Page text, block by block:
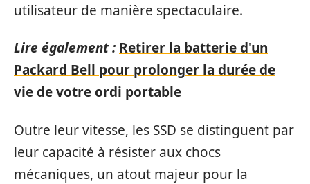
utilisateur de manière spectaculaire.
Lire également : Retirer la batterie d'un
Packard Bell pour prolonger la durée de
vie de votre ordi portable
Outre leur vitesse, les SSD se distinguent par
leur capacité à résister aux chocs
mécaniques, un atout majeur pour la